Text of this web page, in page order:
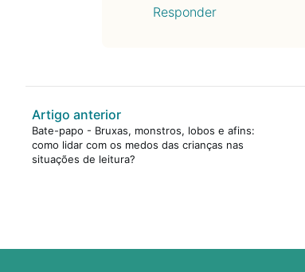
Responder
Artigo anterior
Bate-papo - Bruxas, monstros, lobos e afins:
como lidar com os medos das crianças nas
situações de leitura?